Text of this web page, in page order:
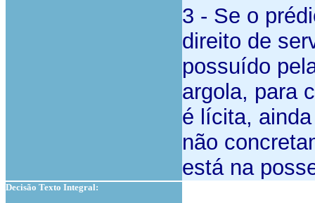
3 - Se o
direito de
possuído
argola, para
é lícita,
não
está na
Decisão Texto Integral: